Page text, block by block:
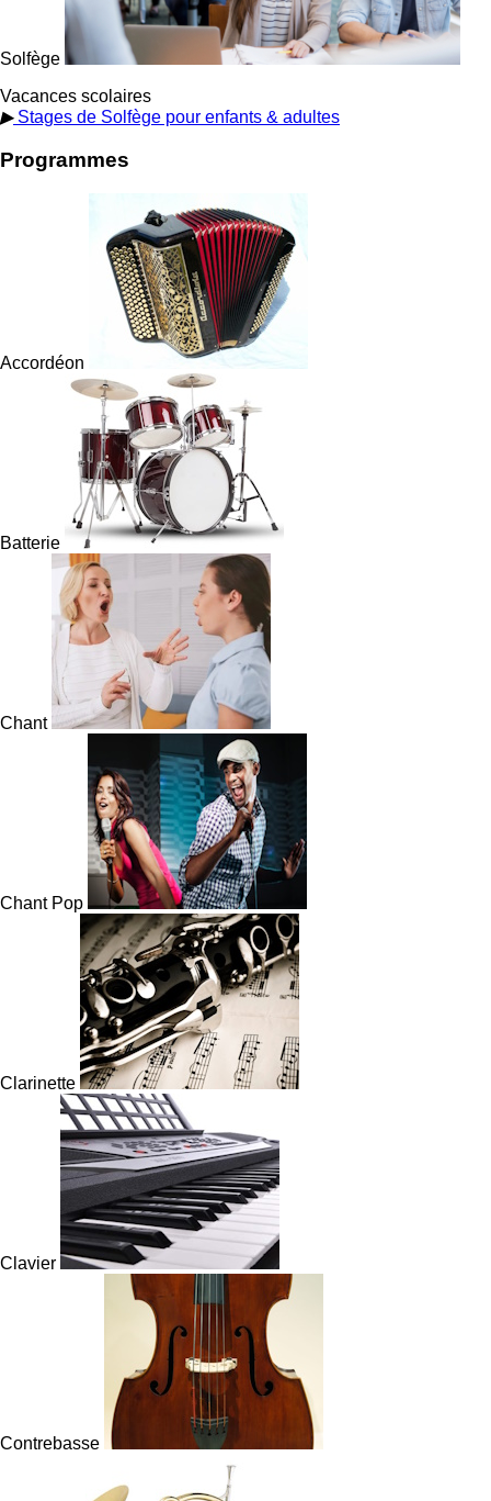
Solfège
Vacances scolaires
▶Stages de Solfège pour enfants & adultes
Programmes
Accordéon
Batterie
Chant
Chant Pop
Clarinette
Clavier
Contrebasse